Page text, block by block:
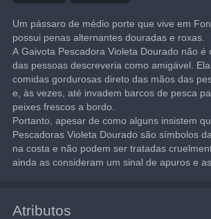
Um pássaro de médio porte que vive em
possui penas alternantes douradas e roxas.
A Gaivota Pescadora Violeta Dourado não é
das pessoas descreveria como amigável.
comidas gordurosas direto das mãos das
e, às vezes, até invadem barcos de pesca
peixes frescos a bordo.
Portanto, apesar de como alguns insistem
Pescadoras Violeta Dourado são símbolos
na costa e não podem ser tratadas
ainda as consideram um sinal de apuros e
Atributos